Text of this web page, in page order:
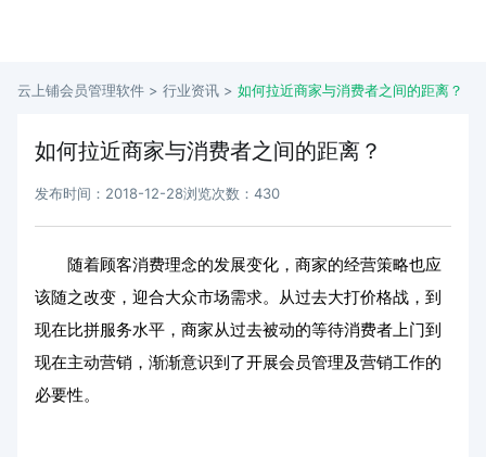
云上铺会员管理软件 > 行业资讯 > 如何拉近商家与消费者之间的距离？
如何拉近商家与消费者之间的距离？
发布时间：2018-12-28浏览次数：430
随着顾客消费理念的发展变化，商家的经营策略也应
该随之改变，迎合大众市场需求。从过去大打价格战，到
现在比拼服务水平，商家从过去被动的等待消费者上门到
现在主动营销，渐渐意识到了开展会员管理及营销工作的
必要性。